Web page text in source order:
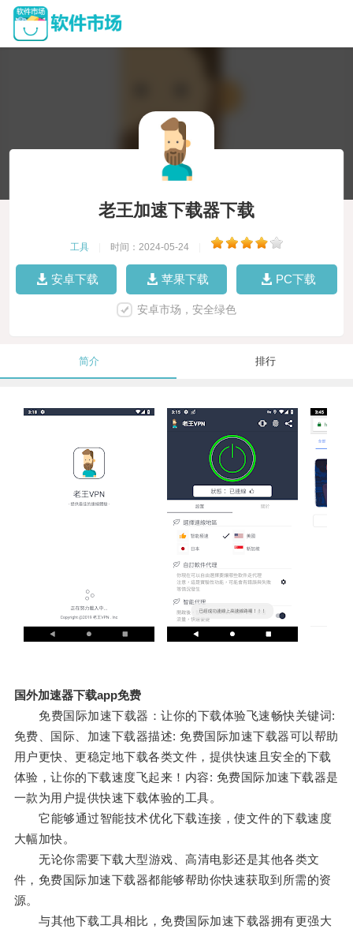
老王加速下载器下载
工具 时间：2024-05-24
安卓下载 苹果下载 PC下载
安卓市场，安全绿色
简介 排行
国外加速器下载app免费
免费国际加速下载器：让你的下载体验飞速畅快关键词:
免费、国际、加速下载器描述: 免费国际加速下载器可以帮助
用户更快、更稳定地下载各类文件，提供快速且安全的下载
体验，让你的下载速度飞起来！内容: 免费国际加速下载器是
一款为用户提供快速下载体验的工具。
它能够通过智能技术优化下载连接，使文件的下载速度
大幅加快。
无论你需要下载大型游戏、高清电影还是其他各类文
件，免费国际加速下载器都能够帮助你快速获取到所需的资
源。
与其他下载工具相比，免费国际加速下载器拥有更强大